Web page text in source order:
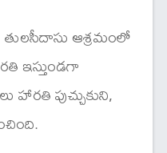
ఆశ్రమంలో
ఇస్తుండగా
హారతి పుచ్చుకుని,